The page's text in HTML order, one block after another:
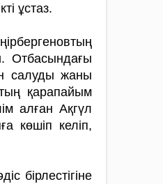
ұстаз.
Отбасындағы
салуды жаны
қарапайым
алған Ақгүл
көшіп келіп,
бірлестігіне